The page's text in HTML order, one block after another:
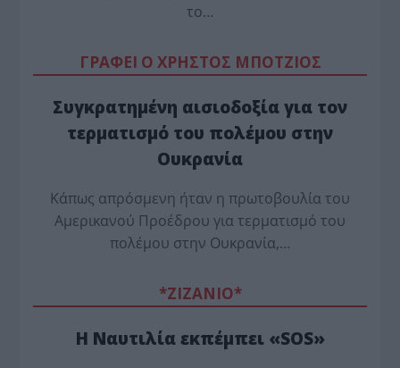
το…
ΓΡΑΦΕΙ Ο ΧΡΗΣΤΟΣ ΜΠΟΤΖΙΟΣ
Συγκρατημένη αισιοδοξία για τον
τερματισμό του πολέμου στην
Ουκρανία
Κάπως απρόσμενη ήταν η πρωτοβουλία του
Αμερικανού Προέδρου για τερματισμό του
πολέμου στην Ουκρανία,…
*ZΙΖΑΝΙΟ*
Η Ναυτιλία εκπέμπει «SOS»